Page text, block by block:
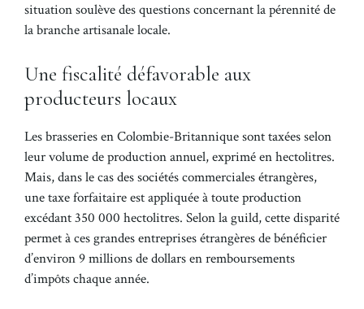
situation soulève des questions concernant la pérennité de
la branche artisanale locale.
Une fiscalité défavorable aux
producteurs locaux
Les brasseries en Colombie-Britannique sont taxées selon
leur volume de production annuel, exprimé en hectolitres.
Mais, dans le cas des sociétés commerciales étrangères,
une taxe forfaitaire est appliquée à toute production
excédant 350 000 hectolitres. Selon la guild, cette disparité
permet à ces grandes entreprises étrangères de bénéficier
d’environ 9 millions de dollars en remboursements
d’impôts chaque année.